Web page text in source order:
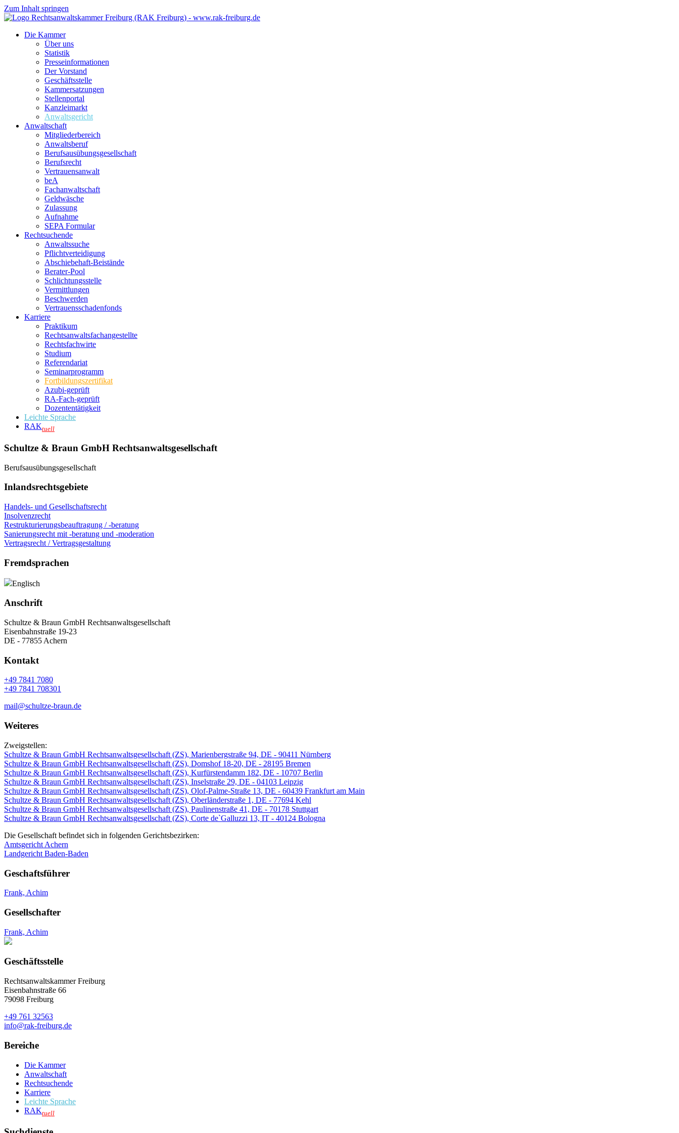
Zum Inhalt springen
Die Kammer
Über uns
Statistik
Presseinformationen
Der Vorstand
Geschäftsstelle
Kammersatzungen
Stellenportal
Kanzleimarkt
Anwaltsgericht
Anwaltschaft
Mitgliederbereich
Anwaltsberuf
Berufsausübungs­gesellschaft
Berufsrecht
Vertrauensanwalt
beA
Fachanwaltschaft
Geldwäsche
Zulassung
Aufnahme
SEPA Formular
Rechtsuchende
Anwaltssuche
Pflichtverteidigung
Abschiebehaft-Beistände
Berater-Pool
Schlichtungsstelle
Vermittlungen
Beschwerden
Vertrauensschadenfonds
Karriere
Praktikum
Rechtsanwalts­fachangestellte
Rechtsfachwirte
Studium
Referendariat
Seminarprogramm
Fortbildungszertifikat
Azubi-geprüft
RA-Fach-geprüft
Dozententätigkeit
Leichte Sprache
RAKtuell
Schultze & Braun GmbH Rechtsanwaltsgesellschaft
Berufsausübungsgesellschaft
Inlandsrechtsgebiete
Handels- und Gesellschaftsrecht
Insolvenzrecht
Restrukturierungsbeauftragung / -beratung
Sanierungsrecht mit -beratung und -moderation
Vertragsrecht / Vertragsgestaltung
Fremdsprachen
Englisch
Anschrift
Schultze & Braun GmbH Rechtsanwaltsgesellschaft
Eisenbahnstraße 19-23
DE - 77855 Achern
Kontakt
+49 7841 7080
+49 7841 708301
mail@schultze-braun.de
Weiteres
Zweigstellen:
Schultze & Braun GmbH Rechtsanwaltsgesellschaft (ZS), Marienbergstraße 94, DE - 90411 Nürnberg
Schultze & Braun GmbH Rechtsanwaltsgesellschaft (ZS), Domshof 18-20, DE - 28195 Bremen
Schultze & Braun GmbH Rechtsanwaltsgesellschaft (ZS), Kurfürstendamm 182, DE - 10707 Berlin
Schultze & Braun GmbH Rechtsanwaltsgesellschaft (ZS), Inselstraße 29, DE - 04103 Leipzig
Schultze & Braun GmbH Rechtsanwaltsgesellschaft (ZS), Olof-Palme-Straße 13, DE - 60439 Frankfurt am Main
Schultze & Braun GmbH Rechtsanwaltsgesellschaft (ZS), Oberländerstraße 1, DE - 77694 Kehl
Schultze & Braun GmbH Rechtsanwaltsgesellschaft (ZS), Paulinenstraße 41, DE - 70178 Stuttgart
Schultze & Braun GmbH Rechtsanwaltsgesellschaft (ZS), Corte de`Galluzzi 13, IT - 40124 Bologna
Die Gesellschaft befindet sich in folgenden Gerichtsbezirken:
Amtsgericht Achern
Landgericht Baden-Baden
Geschaftsführer
Frank, Achim
Gesellschafter
Frank, Achim
Geschäftsstelle
Rechtsanwaltskammer Freiburg
Eisenbahnstraße 66
79098 Freiburg
+49 761 32563
info@rak-freiburg.de
Bereiche
Die Kammer
Anwaltschaft
Rechtsuchende
Karriere
Leichte Sprache
RAKtuell